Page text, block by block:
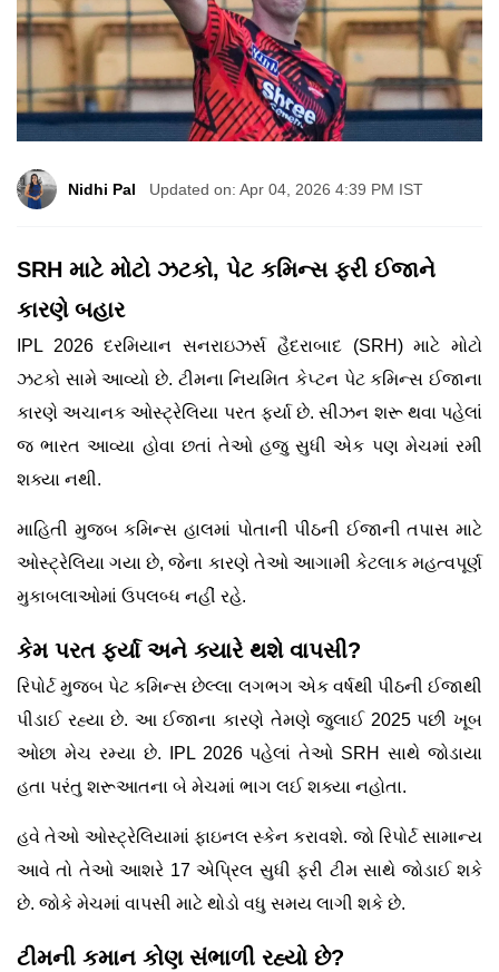
Nidhi Pal Updated on: Apr 04, 2026 4:39 PM IST
SRH માટે મોટો ઝટકો, પેટ કમિન્સ ફરી ઈજાને
કારણે બહાર
IPL 2026 દરમિયાન સનરાઇઝર્સ હૈદરાબાદ (SRH) માટે મોટો
ઝટકો સામે આવ્યો છે. ટીમના નિયમિત કેપ્ટન પેટ કમિન્સ ઈજાના
કારણે અચાનક ઓસ્ટ્રેલિયા પરત ફર્યા છે. સીઝન શરૂ થવા પહેલાં
જ ભારત આવ્યા હોવા છતાં તેઓ હજુ સુધી એક પણ મેચમાં રમી
શક્યા નથી.
માહિતી મુજબ કમિન્સ હાલમાં પોતાની પીઠની ઈજાની તપાસ માટે
ઓસ્ટ્રેલિયા ગયા છે, જેના કારણે તેઓ આગામી કેટલાક મહત્વપૂર્ણ
મુકાબલાઓમાં ઉપલબ્ધ નહીં રહે.
કેમ પરત ફર્યા અને ક્યારે થશે વાપસી?
રિપોર્ટ મુજબ પેટ કમિન્સ છેલ્લા લગભગ એક વર્ષથી પીઠની ઈજાથી
પીડાઈ રહ્યા છે. આ ઈજાના કારણે તેમણે જુલાઈ 2025 પછી ખૂબ
ઓછા મેચ રમ્યા છે. IPL 2026 પહેલાં તેઓ SRH સાથે જોડાયા
હતા પરંતુ શરૂઆતના બે મેચમાં ભાગ લઈ શક્યા નહોતા.
હવે તેઓ ઓસ્ટ્રેલિયામાં ફાઇનલ સ્કેન કરાવશે. જો રિપોર્ટ સામાન્ય
આવે તો તેઓ આશરે 17 એપ્રિલ સુધી ફરી ટીમ સાથે જોડાઈ શકે
છે. જોકે મેચમાં વાપસી માટે થોડો વધુ સમય લાગી શકે છે.
ટીમની કમાન કોણ સંભાળી રહ્યો છે?